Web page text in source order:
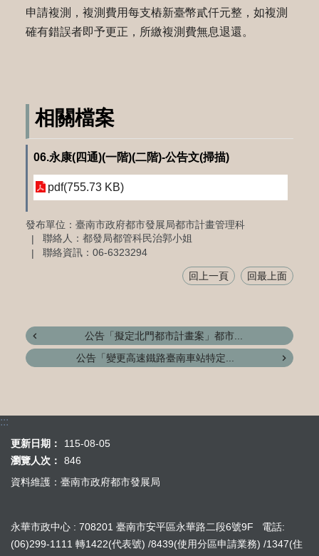
申請複測，複測費用每支樁新臺幣貳仟元整，如複測
確有錯誤者即予更正，所繳複測費無息退還。
相關檔案
06.永康(四通)(一階)(二階)-公告文(掃描)
pdf(755.73 KB)
發布單位：臺南市政府都市發展局都市計畫管理科
聯絡人：都發局都管科民治郭小姐
聯絡資訊：06-6323294
回上一頁 回最上面
公告「擬定北門都市計畫案」都市...
公告「變更高速鐵路臺南車站特定...
:::
更新日期：
115-08-05
瀏覽人次：
846
資料維護：臺南市政府都市發展局
永華市政中心 : 708201 臺南市安平區永華路二段6號9F 電話:
(06)299-1111 轉1422(代表號) /8439(使用分區申請業務) /1347(住